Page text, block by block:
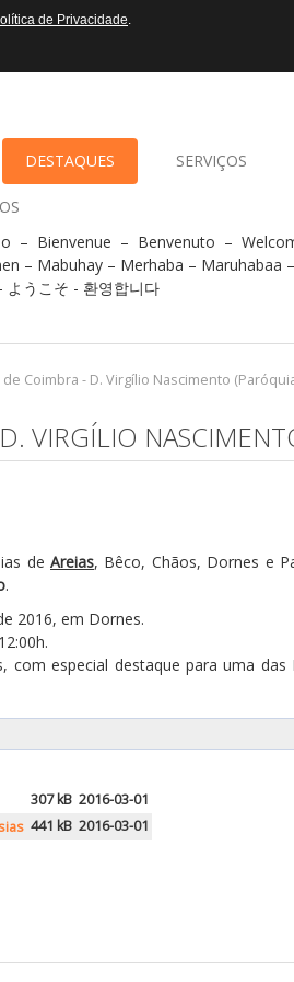
DESTAQUES SERVIÇOS
– Bienvenue – Benvenuto –
– Mabuhay – Merhaba – Maruhabaa
- 歡迎, 欢迎 - أهلا وسهلا - ようこそ - 환영합니다
de Coimbra - D. Virgílio Nascimento
VIRGÍLIO
de Areias, Bêco, Chãos, Dornes e
.
2016, em Dornes.
especial destaque para uma das
307 kB 2016-03-01
441 kB 2016-03-01
de Privacidade.